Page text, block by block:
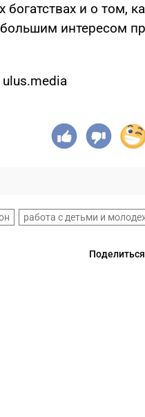
богатствах и о том,
интересом
работа с детьми и